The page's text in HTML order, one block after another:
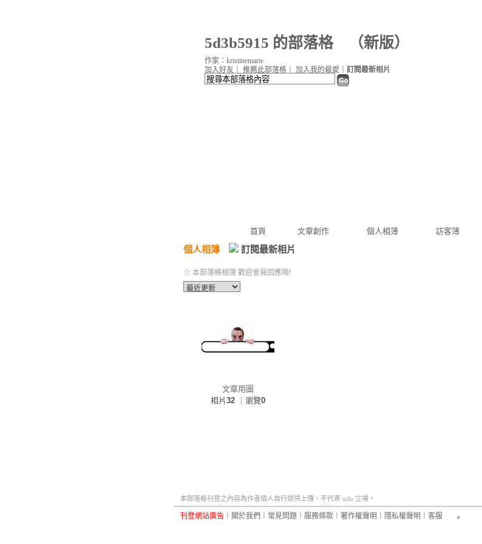
5d3b5915 的部落格（新版）
首頁 文章創作 個人相簿 訪客簿
加入好友 推薦此部落格 加入我的最愛 訂閱最新相片
作家：kristinemarie
個人相簿 訂閱最新相片
☆ 本部落格相簿 歡迎會員回應唷!
文章用圖
相片 32 ｜瀏覽0
本部落格刊登之內容為作者個人自行提供上傳，不代表 udn 立場。
刊登網站廣告 關於我們 常見問題 服務條款 著作權聲明 隱私權聲明 客服